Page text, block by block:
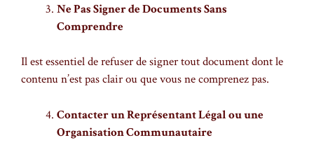
Ne Pas Signer de Documents Sans
Comprendre
Il est essentiel de refuser de signer tout document dont le
contenu n’est pas clair ou que vous ne comprenez pas.
Contacter un Représentant Légal ou une
Organisation Communautaire